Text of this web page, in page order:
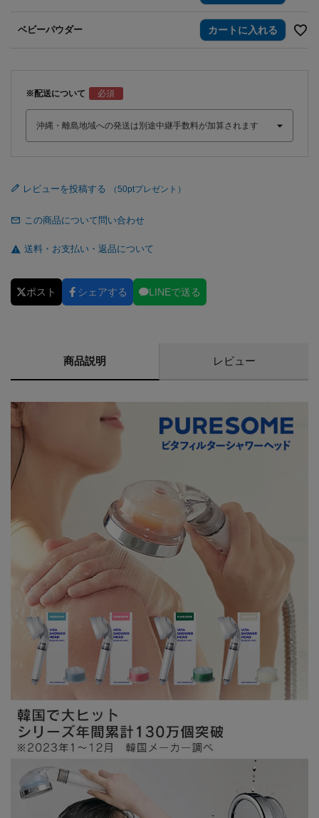
ベビーパウダー カートに入れる
※配送について
レビューを投稿する
この商品について問い合わせ
送料・お支払い・返品について
ポスト シェアする LINEで送る
商品説明 レビュー